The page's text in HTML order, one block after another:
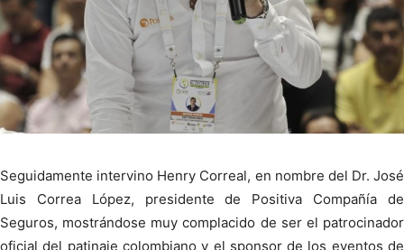
Seguidamente intervino Henry Correal, en nombre del Dr. José
Luis Correa López, presidente de Positiva Compañía de
Seguros, mostrándose muy complacido de ser el patrocinador
oficial del patinaje colombiano y el sponsor de los eventos de